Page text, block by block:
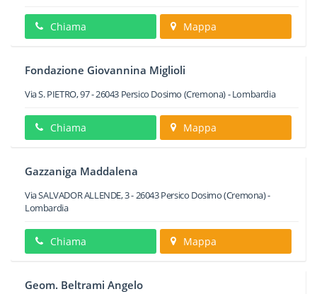
Chiama Mappa
Fondazione Giovannina Miglioli
Via S. PIETRO, 97-26043 Persico Dosimo (Cremona) -Lombardia
Chiama Mappa
Gazzaniga Maddalena
Via SALVADOR ALLENDE, 3-26043Persico Dosimo(Cremona) -
Lombardia
Chiama Mappa
Geom. Beltrami Angelo